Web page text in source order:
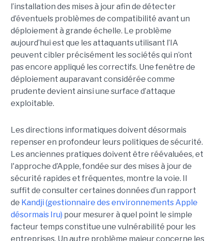
l’installation des mises à jour afin de détecter
d’éventuels problèmes de compatibilité avant un
déploiement à grande échelle. Le problème
aujourd’hui est que les attaquants utilisant l’IA
peuvent cibler précisément les sociétés qui n’ont
pas encore appliqué les correctifs. Une fenêtre de
déploiement auparavant considérée comme
prudente devient ainsi une surface d’attaque
exploitable.
Les directions informatiques doivent désormais
repenser en profondeur leurs politiques de sécurité.
Les anciennes pratiques doivent être réévaluées, et
l'approche d’Apple, fondée sur des mises à jour de
sécurité rapides et fréquentes, montre la voie. Il
suffit de consulter certaines données d’un rapport
de Kandji (gestionnaire des environnements Apple
désormais Iru) pour mesurer à quel point le simple
facteur temps constitue une vulnérabilité pour les
entreprises. Un autre problème majeur concerne les